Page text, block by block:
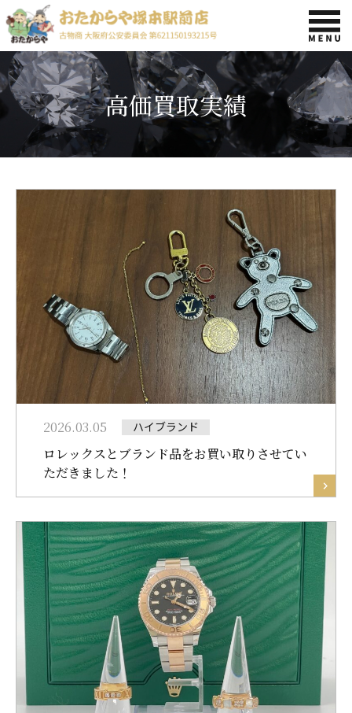
高価買取実績
2026.03.05 ハイブランド
ロレックスとブランド品をお買い取りさせてい
ただきました！